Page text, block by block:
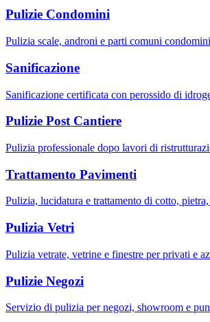
Pulizie Condomini
Pulizia scale, androni e parti comuni
Sanificazione
Sanificazione certificata con perossido di
Pulizie Post Cantiere
Pulizia professionale dopo lavori di
Trattamento Pavimenti
Pulizia, lucidatura e trattamento di cotto,
Pulizia Vetri
Pulizia vetrate, vetrine e finestre per privati e
Pulizie Negozi
Servizio di pulizia per negozi, showroom e